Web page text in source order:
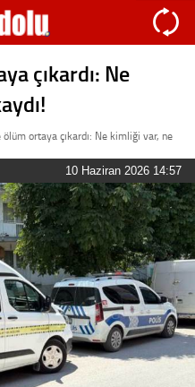
çıkardı: Ne
ölüm ortaya çıkardı: Ne kimliği var, ne
10 Haziran 2026 14:57